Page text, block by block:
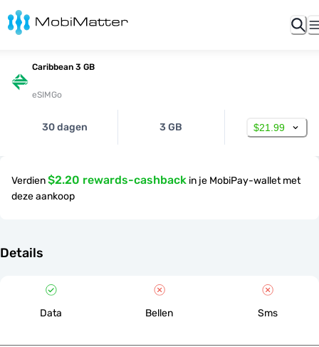
Caribbean 3 GB
eSIMGo
30 dagen 3 GB $21.99
Verdien$2.20 rewards-cashback in je MobiPay-wallet met
deze aankoop
Details
Data Bellen Sms